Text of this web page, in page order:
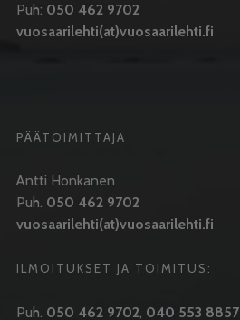
Puh: 050 462 9702
vuosaarilehti(at)vuosaarilehti.fi
PÄÄTOIMITTAJA
Antti Honkanen
Puh. 050 462 9702
vuosaarilehti(at)vuosaarilehti.fi
ILMOITUKSET JA TOIMITUS:
Puh. 050 462 9702, 040 553 8857